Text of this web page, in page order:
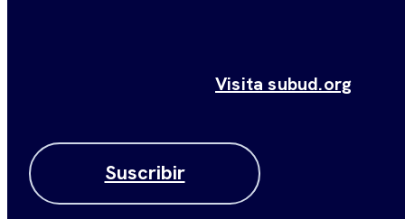
Visita subud.org
Suscribir